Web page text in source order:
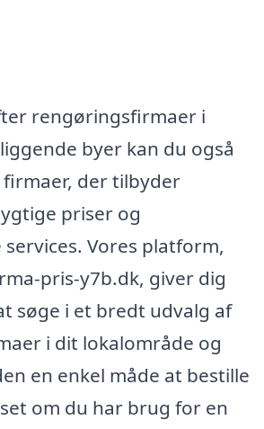
rengøringsfirmaer i
byer kan du også
der tilbyder
priser og
services. Vores platform,
pris-y7b.dk, giver dig
søge i et bredt udvalg af
i dit lokalområde og
en enkel måde at bestille
om du har brug for en